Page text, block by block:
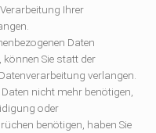
Ihrer
Daten
Sie statt der
verlangen.
nicht mehr benötigen,
oder
benötigen, haben Sie